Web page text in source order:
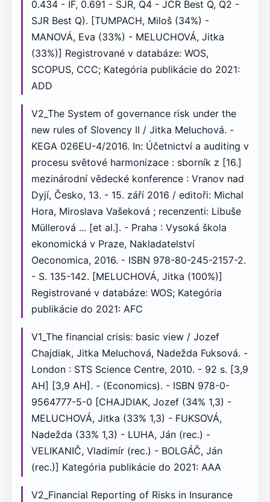
0.434 - IF, 0.691 - SJR, Q4 - JCR Best Q, Q2 -
SJR Best Q). [TUMPACH, Miloš (34%) -
MANOVÁ, Eva (33%) - MELUCHOVÁ, Jitka
(33%)] Registrované v databáze: WOS,
SCOPUS, CCC; Kategória publikácie do 2021:
ADD
V2_The System of governance risk under the
new rules of Slovency II / Jitka Meluchová. -
KEGA 026EU-4/2016. In: Účetnictví a auditing v
procesu světové harmonizace : sborník z [16.]
mezinárodní vědecké konference : Vranov nad
Dyjí, Česko, 13. - 15. září 2016 / editoři: Michal
Hora, Miroslava Vašeková ; recenzenti: Libuše
Müllerová ... [et al.]. - Praha : Vysoká škola
ekonomická v Praze, Nakladatelství
Oeconomica, 2016. - ISBN 978-80-245-2157-2.
- S. 135-142. [MELUCHOVÁ, Jitka (100%)]
Registrované v databáze: WOS; Kategória
publikácie do 2021: AFC
V1_The financial crisis: basic view / Jozef
Chajdiak, Jitka Meluchová, Nadežda Fuksová. -
London : STS Science Centre, 2010. - 92 s. [3,9
AH] [3,9 AH]. - (Economics). - ISBN 978-0-
9564777-5-0 [CHAJDIAK, Jozef (34% 1,3) -
MELUCHOVÁ, Jitka (33% 1,3) - FUKSOVÁ,
Nadežda (33% 1,3) - LUHA, Ján (rec.) -
VELIKANIČ, Vladimír (rec.) - BOLGÁČ, Ján
(rec.)] Kategória publikácie do 2021: AAA
V2_Financial Reporting of Risks in Insurance